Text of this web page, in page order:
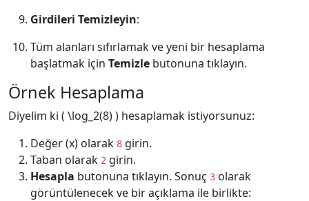
Girdileri Temizleyin:
Tüm alanları sıfırlamak ve yeni bir hesaplama
başlatmak için Temizle butonuna tıklayın.
Örnek Hesaplama
Diyelim ki ( \log_2(8) ) hesaplamak istiyorsunuz:
Değer (x) olarak 8 girin.
Taban olarak 2 girin.
Hesapla butonuna tıklayın. Sonuç 3 olarak
görüntülenecek ve bir açıklama ile birlikte: